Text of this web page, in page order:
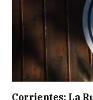
Corrientes: La